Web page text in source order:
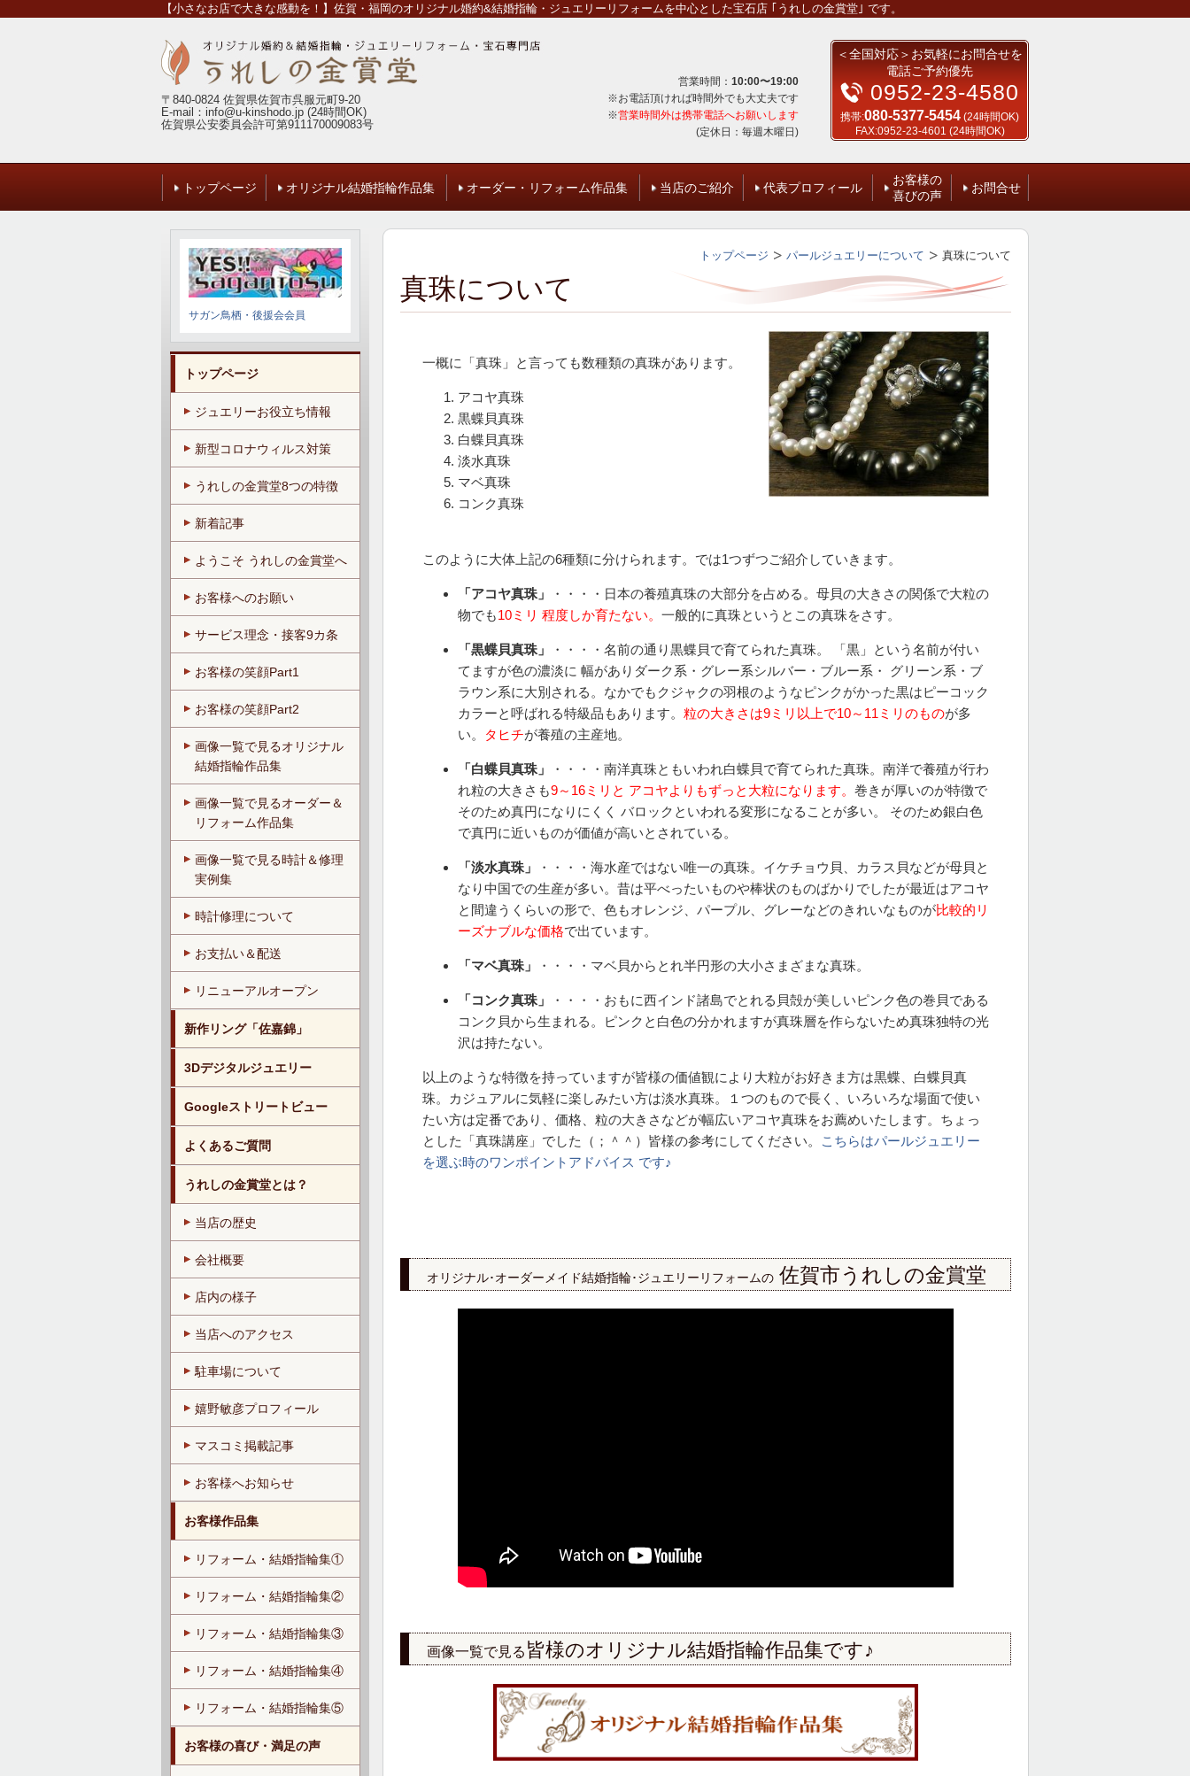
【小さなお店で大きな感動を！】佐賀・福岡のオリジナル婚約&結婚指輪・ジュエリーリフォームを中心とした宝石店 ｢うれしの金賞堂｣ です。
〒840-0824 佐賀県佐賀市呉服元町9-20
E-mail：info@u-kinshodo.jp (24時間OK)
佐賀県公安委員会許可第911170009083号
営業時間： 10:00〜19:00
※お電話頂ければ時間外でも大丈夫です
※営業時間外は携帯電話へお願いします
(定休日：毎週木曜日)
＜全国対応＞お気軽にお問合せを
電話ご予約優先
0952-23-4580
携帯:080-5377-5454 (24時間OK)
FAX:0952-23-4601 (24時間OK)
トップページ オリジナル結婚指輪作品集 オーダー・リフォーム作品集 当店のご紹介 代表プロフィール
お客様の
喜びの声
お問合せ
トップページ パールジュエリーについて 真珠について
真珠について
一概に「真珠」と言っても数種類の真珠があります。
アコヤ真珠
黒蝶貝真珠
白蝶貝真珠
淡水真珠
マベ真珠
コンク真珠
このように大体上記の6種類に分けられます。では1つずつご紹介していきます。
「アコヤ真珠」
・・・・日本の養殖真珠の大部分を占める。母貝の大きさの関係で大粒の
物でも10ミリ 程度しか育たない。 一般的に真珠というとこの真珠をさす。
「黒蝶貝真珠」
・・・・名前の通り黒蝶貝で育てられた真珠。 「黒」という名前が付い
てますが色の濃淡に 幅がありダーク系・グレー系シルバー・ブルー系・ グリーン系・ブ
ラウン系に大別される。なかでもクジャクの羽根のようなピンクがかった黒はピーコック
カラーと呼ばれる特級品もあります。 粒の大きさは9ミリ以上で10～11ミリのものが多
い。
タヒチが養殖の主産地。
「白蝶貝真珠」
・・・・南洋真珠ともいわれ白蝶貝で育てられた真珠。南洋で養殖が行わ
れ粒の大きさも9～16ミリと アコヤよりもずっと大粒になります。 巻きが厚いのが特徴で
そのため真円になりにくく バロックといわれる変形になることが多い。 そのため銀白色
で真円に近いものが価値が高いとされている。
「淡水真珠」
・・・・海水産ではない唯一の真珠。イケチョウ貝、カラス貝などが母貝と
なり中国での生産が多い。昔は平べったいものや棒状のものばかりでしたが最近はアコヤ
と間違うくらいの形で、色もオレンジ、パープル、グレーなどのきれいなものが比較的リ
ーズナブルな価格で出ています。
「マベ真珠」 ・・・・マベ貝からとれ半円形の大小さまざまな真珠。
「コンク真珠」
・・・・おもに西インド諸島でとれる貝殻が美しいピンク色の巻貝である
コンク貝から生まれる。ピンクと白色の分かれますが真珠層を作らないため真珠独特の光
沢は持たない。
以上のような特徴を持っていますが皆様の価値観により大粒がお好きま方は黒蝶、白蝶貝真
珠。カジュアルに気軽に楽しみたい方は淡水真珠。１つのもので長く、いろいろな場面で使い
たい方は定番であり、価格、粒の大きさなどが幅広いアコヤ真珠をお薦めいたします。ちょっ
とした「真珠講座」でした（；＾＾）皆様の参考にしてください。
こちらはパールジュエリー
を選ぶ時のワンポイントアドバイス です♪
オリジナル･オーダーメイド結婚指輪･ジュエリーリフォームの 佐賀市うれしの金賞堂
画像一覧で見る 皆様のオリジナル結婚指輪作品集です♪
サガン鳥栖・後援会会員
トップページ
ジュエリーお役立ち情報
新型コロナウィルス対策
うれしの金賞堂8つの特徴
新着記事
ようこそ うれしの金賞堂へ
お客様へのお願い
サービス理念・接客9カ条
お客様の笑顔Part1
お客様の笑顔Part2
画像一覧で見るオリジナル
結婚指輪作品集
画像一覧で見るオーダー＆
リフォーム作品集
画像一覧で見る時計＆修理
実例集
時計修理について
お支払い＆配送
リニューアルオープン
新作リング「佐嘉錦」
3Dデジタルジュエリー
Googleストリートビュー
よくあるご質問
うれしの金賞堂とは？
当店の歴史
会社概要
店内の様子
当店へのアクセス
駐車場について
嬉野敏彦プロフィール
マスコミ掲載記事
お客様へお知らせ
お客様作品集
リフォーム・結婚指輪集①
リフォーム・結婚指輪集②
リフォーム・結婚指輪集③
リフォーム・結婚指輪集④
リフォーム・結婚指輪集⑤
お客様の喜び・満足の声